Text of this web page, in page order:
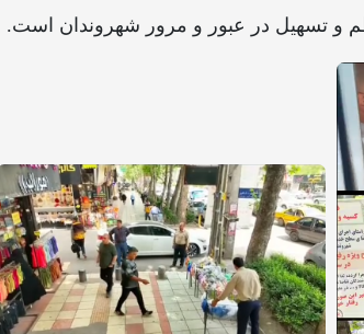
و تسهیل در عبور و مرور شهروندان است.